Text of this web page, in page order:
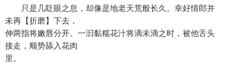
只是几眨眼之息，却像是地老天荒般长久。幸好情郎并
未再【折磨】下去，
伸两指将嫩唇分开。一汩黏糯花汁将滴未滴之时，被他舌头
接走，顺势舔入花肉
里。